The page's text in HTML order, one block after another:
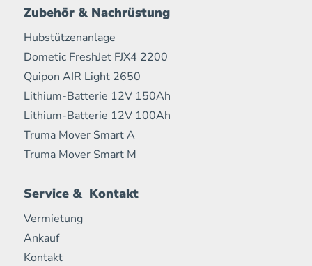
Zubehör & Nachrüstung
Hubstützenanlage
Dometic FreshJet FJX4 2200
Quipon AIR Light 2650
Lithium-Batterie 12V 150Ah
Lithium-Batterie 12V 100Ah
Truma Mover Smart A
Truma Mover Smart M
Service & Kontakt
Vermietung
Ankauf
Kontakt